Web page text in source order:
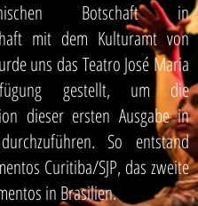
Botschaft in
mit dem Kulturamt von
uns das Teatro José Maria
gestellt, um die
dieser ersten Ausgabe in
So entstand
Curitiba/SJP, das zweite
in Brasilien.